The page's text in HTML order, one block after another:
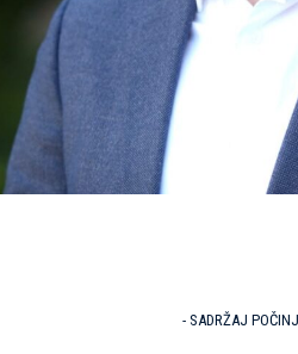
- SADRŽAJ